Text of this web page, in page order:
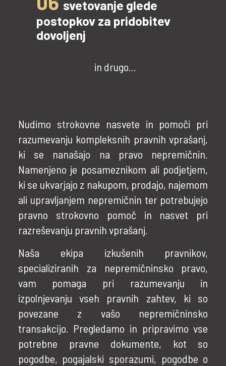
svetovanje glede
postopkov za pridobitev
dovoljenj
in drugo...
Nudimo strokovne nasvete in pomoči pri
razumevanju kompleksnih pravnih vprašanj,
ki se nanašajo na pravo nepremičnin.
Namenjeno je posameznikom ali podjetjem,
ki se ukvarjajo z nakupom, prodajo, najemom
ali upravljanjem nepremičnin ter potrebujejo
pravno strokovno pomoč in nasvet pri
razreševanju pravnih vprašanj.
Naša ekipa izkušenih pravnikov,
specializiranih za nepremičninsko pravo,
vam pomaga pri razumevanju in
izpolnjevanju vseh pravnih zahtev, ki so
povezane z vašo nepremičninsko
transakcijo. Pregledamo in pripravimo vse
potrebne pravne dokumente, kot so
pogodbe, pogajalski sporazumi, pogodbe o